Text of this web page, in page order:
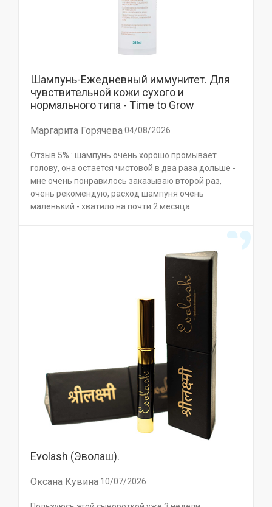
Шампунь-Ежедневный иммунитет. Для
чувствительной кожи сухого и
нормального типа - Time to Grow
Маргарита Горячева04/08/2026
Отзыв 5% : шампунь очень хорошо промывает
голову, она остается чистовой в два раза дольше -
мне очень понравилось заказываю второй раз,
очень рекомендую, расход шампуня очень
маленький - хватило на почти 2 месяца
Evolash (Эволаш).
Оксана Кувина 10/07/2026